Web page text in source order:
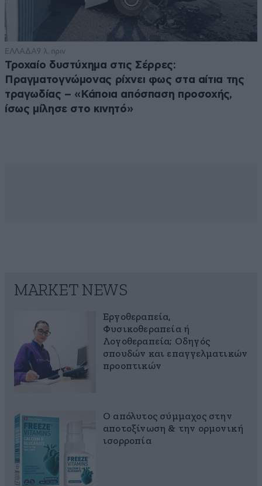
ΕΛΛΑΔΑ9 λ. πριν
Τροχαίο δυστύχημα στις Σέρρες:
Πραγματογνώμονας ρίχνει φως στα αίτια της
τραγωδίας – «Κάποια απόσπαση προσοχής,
ίσως μίλησε στο κινητό»
MARKET NEWS
Εργοθεραπεία,
Φυσικοθεραπεία ή
Λογοθεραπεία; Οδηγός
σπουδών και επαγγελματικών
προοπτικών
Ο απόλυτος σύμμαχος στην
αποτοξίνωση & την ορμονική
ισορροπία